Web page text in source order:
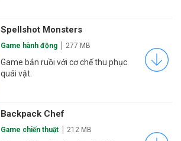
Spellshot Monsters
Game hành động 277 MB
Game bắn ruồi với cơ chế thu phục
quái vật.
Backpack Chef
Game chiến thuật 212 MB